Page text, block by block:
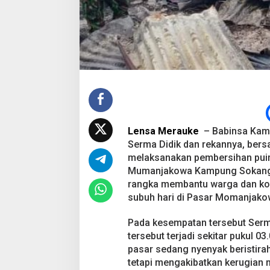
l
L
u
d
e
s
A
p
Lensa Merauke – Babinsa
Serma Didik dan rekannya,
melaksanakan pembersihan
Mumanjakowa Kampung
rangka membantu warga dan
subuh hari di Pasar
Pada kesempatan tersebut
tersebut terjadi sekitar pukul
pasar sedang nyenyak
tetapi mengakibatkan kerugian